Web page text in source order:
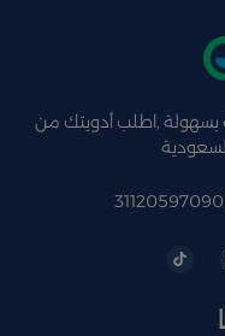
بسهولة ,اطلب أدويتك من